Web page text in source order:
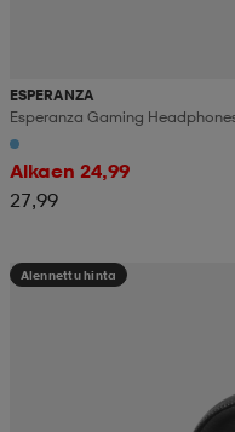
ESPERANZA
Esperanza Gaming
Alkaen 24,99
27,99
Alennettu hinta